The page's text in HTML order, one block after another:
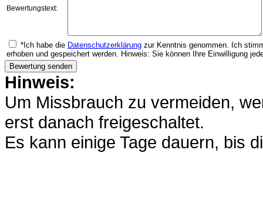
Bewertungstext:
*Ich habe die Datenschutzerklärung zur Kenntnis genommen. Ich
erhoben und gespeichert werden. Hinweis: Sie können Ihre Einwilligung
Hinweis:
Um Missbrauch zu vermeiden,
erst danach freigeschaltet.
Es kann einige Tage dauern, bis